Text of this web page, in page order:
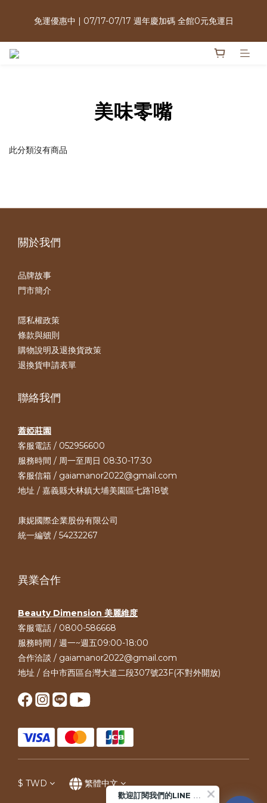
素牙膏・植泌系列最低只要＄1980
免運優惠中 | 07/17-07/17 週年慶加碼 全館0元免運日
週年慶限定｜購買指定商品3件＄2000・植萃洗沐三件$999送酵
美味零嘴
此分類沒有商品
關於我們
品牌故事
門市簡介
隱私權政策
條款與細則
購物說明及退換貨政策
退換貨申請表單
聯絡我們
蓋婭莊園
客服電話 / 052956600
服務時間 / 周一至周日 08:30-17:30
客服信箱 / gaiamanor2022@gmail.com
地址 / 嘉義縣大林鎮大埔美園區七路18號
康妮國際企業股份有限公司
統一編號 / 54232267
異業合作
Beauty Dimension 美麗維度
客服電話 / 0800-586668
服務時間 / 週一~週五09:00-18:00
合作洽談 / gaiamanor2022@gmail.com
地址 / 台中市西區台灣大道二段307號23F(不對外開放)
$ TWD 繁體中文
歡迎訂閱我們的LINE 官方帳號